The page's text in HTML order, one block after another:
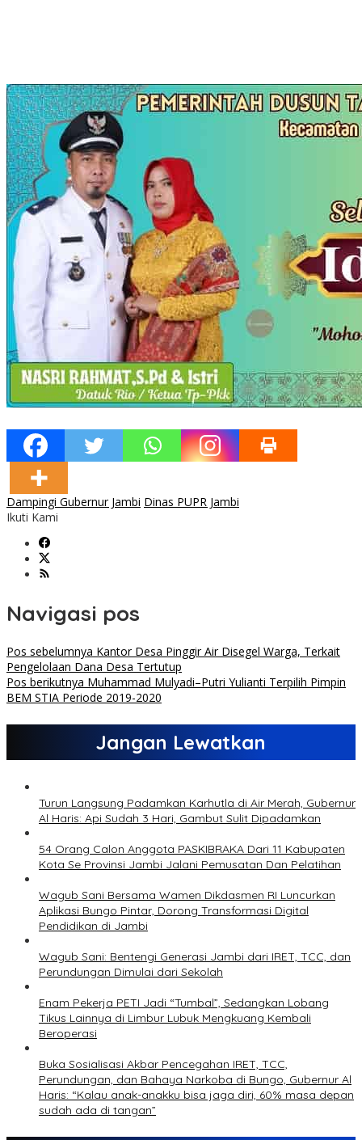
Dampingi Gubernur Jambi Dinas PUPR Jambi
Ikuti Kami
Navigasi pos
Pos sebelumnya Kantor Desa Pinggir Air Disegel Warga, Terkait
Pengelolaan Dana Desa Tertutup
Pos berikutnya Muhammad Mulyadi–Putri Yulianti Terpilih Pimpin
BEM STIA Periode 2019-2020
Jangan Lewatkan
Turun Langsung Padamkan Karhutla di Air Merah, Gubernur
Al Haris: Api Sudah 3 Hari, Gambut Sulit Dipadamkan
54 Orang Calon Anggota PASKIBRAKA Dari 11 Kabupaten
Kota Se Provinsi Jambi Jalani Pemusatan Dan Pelatihan
Wagub Sani Bersama Wamen Dikdasmen RI Luncurkan
Aplikasi Bungo Pintar, Dorong Transformasi Digital
Pendidikan di Jambi
Wagub Sani: Bentengi Generasi Jambi dari IRET, TCC, dan
Perundungan Dimulai dari Sekolah
Enam Pekerja PETI Jadi “Tumbal”, Sedangkan Lobang
Tikus Lainnya di Limbur Lubuk Mengkuang Kembali
Beroperasi
Buka Sosialisasi Akbar Pencegahan IRET, TCC,
Perundungan, dan Bahaya Narkoba di Bungo, Gubernur Al
Haris: “Kalau anak-anakku bisa jaga diri, 60% masa depan
sudah ada di tangan”